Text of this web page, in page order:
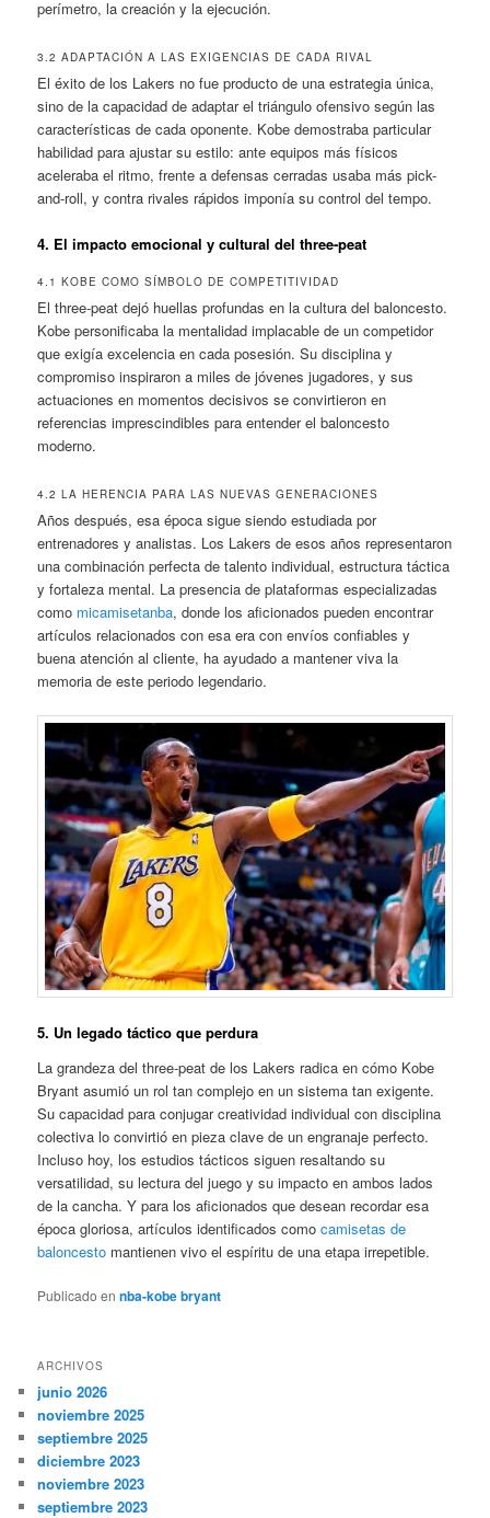
perímetro, la creación y la ejecución.
3.2 ADAPTACIÓN A LAS EXIGENCIAS DE CADA RIVAL
El éxito de los Lakers no fue producto de una estrategia única,
sino de la capacidad de adaptar el triángulo ofensivo según las
características de cada oponente. Kobe demostraba particular
habilidad para ajustar su estilo: ante equipos más físicos
aceleraba el ritmo, frente a defensas cerradas usaba más pick-
and-roll, y contra rivales rápidos imponía su control del tempo.
4. El impacto emocional y cultural del three-peat
4.1 KOBE COMO SÍMBOLO DE COMPETITIVIDAD
El three-peat dejó huellas profundas en la cultura del baloncesto.
Kobe personificaba la mentalidad implacable de un competidor
que exigía excelencia en cada posesión. Su disciplina y
compromiso inspiraron a miles de jóvenes jugadores, y sus
actuaciones en momentos decisivos se convirtieron en
referencias imprescindibles para entender el baloncesto
moderno.
4.2 LA HERENCIA PARA LAS NUEVAS GENERACIONES
Años después, esa época sigue siendo estudiada por
entrenadores y analistas. Los Lakers de esos años representaron
una combinación perfecta de talento individual, estructura táctica
y fortaleza mental. La presencia de plataformas especializadas
como micamisetanba, donde los aficionados pueden encontrar
artículos relacionados con esa era con envíos confiables y
buena atención al cliente, ha ayudado a mantener viva la
memoria de este periodo legendario.
5. Un legado táctico que perdura
La grandeza del three-peat de los Lakers radica en cómo Kobe
Bryant asumió un rol tan complejo en un sistema tan exigente.
Su capacidad para conjugar creatividad individual con disciplina
colectiva lo convirtió en pieza clave de un engranaje perfecto.
Incluso hoy, los estudios tácticos siguen resaltando su
versatilidad, su lectura del juego y su impacto en ambos lados
de la cancha. Y para los aficionados que desean recordar esa
época gloriosa, artículos identificados comocamisetas de
baloncesto mantienen vivo el espíritu de una etapa irrepetible.
Publicado en nba-kobe bryant
ARCHIVOS
junio 2026
noviembre 2025
septiembre 2025
diciembre 2023
noviembre 2023
septiembre 2023